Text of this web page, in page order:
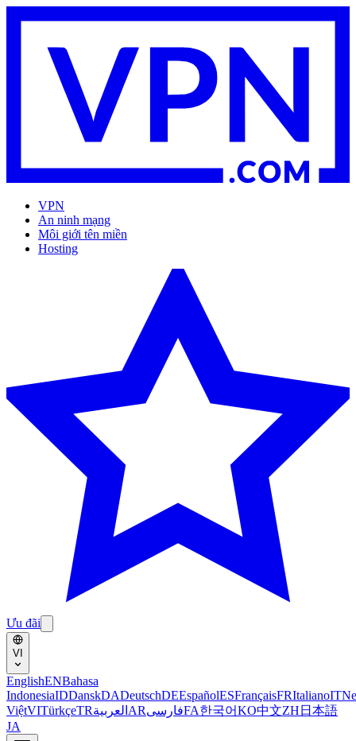
VPN
An ninh mạng
Môi giới tên miền
Hosting
Ưu đãi
VI
EnglishENBahasa
IndonesiaIDDanskDADeutschDEEspañolESFrançaisFRItalianoIT
ViệtVITürkçeTRالعربية ARفارسیFA한국어KO中文ZH 日本語
JA